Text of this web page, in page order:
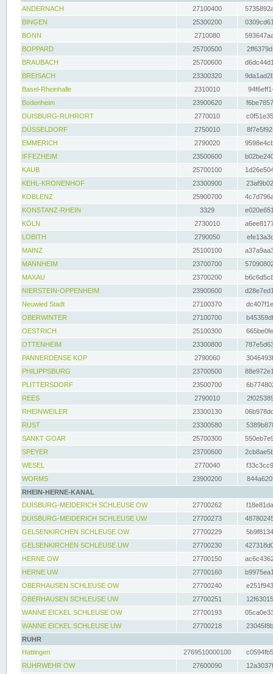
ANDERNACH
27100400
BINGEN
25300200
BONN
2710080
BOPPARD
25700500
BRAUBACH
25700600
BREISACH
23300320
Basel-Rheinhalle
2310010
Bodenheim
23900620
DUISBURG-RUHRORT
2770010
DÜSSELDORF
2750010
EMMERICH
2790020
IFFEZHEIM
23500600
KAUB
25700100
KEHL-KRONENHOF
23300900
KOBLENZ
25900700
KONSTANZ-RHEIN
3329
KÖLN
2730010
LOBITH
2790050
MAINZ
25100100
MANNHEIM
23700700
MAXAU
23700200
NIERSTEIN-OPPENHEIM
23900600
Neuwied Stadt
27100370
OBERWINTER
27100700
OESTRICH
25100300
OTTENHEIM
23300800
PANNERDENSE KOP
2790060
PHILIPPSBURG
23700500
PLITTERSDORF
23500700
REES
2790010
RHEINWEILER
23300130
RUST
23300580
SANKT GOAR
25700300
SPEYER
23700600
WESEL
2770040
WORMS
23900200
RHEIN-HERNE-KANAL
DUISBURG-MEIDERICH SCHLEUSE OW
27700262
DUISBURG-MEIDERICH SCHLEUSE UW
27700273
GELSENKIRCHEN SCHLEUSE OW
27700229
GELSENKIRCHEN SCHLEUSE UW
27700230
HERNE OW
27700150
HERNE UW
27700160
OBERHAUSEN SCHLEUSE OW
27700240
OBERHAUSEN SCHLEUSE UW
27700251
WANNE EICKEL SCHLEUSE OW
27700193
WANNE EICKEL SCHLEUSE UW
27700218
RUHR
Hattingen
2769510000100
RUHRWEHR OW
27600090